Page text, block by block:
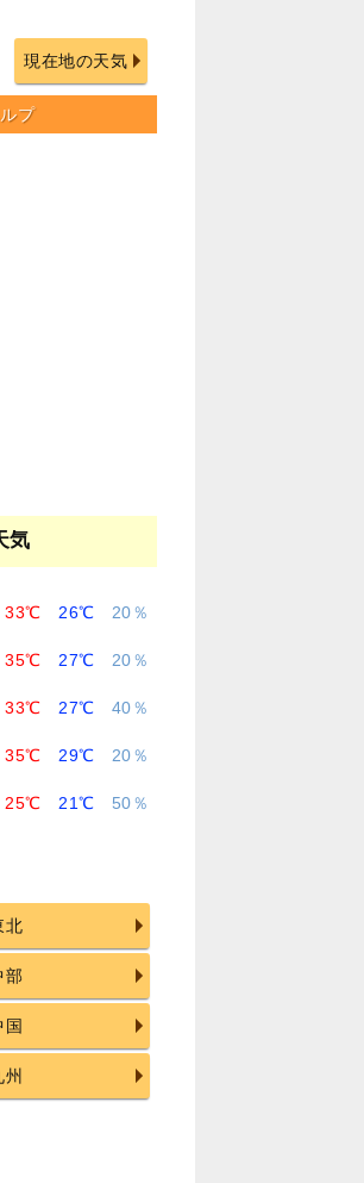
現在地の天気
プ
気
33℃ 26℃ 20％
35℃ 27℃ 20％
33℃ 27℃ 40％
35℃ 29℃ 20％
25℃ 21℃ 50％
北
部
国
州